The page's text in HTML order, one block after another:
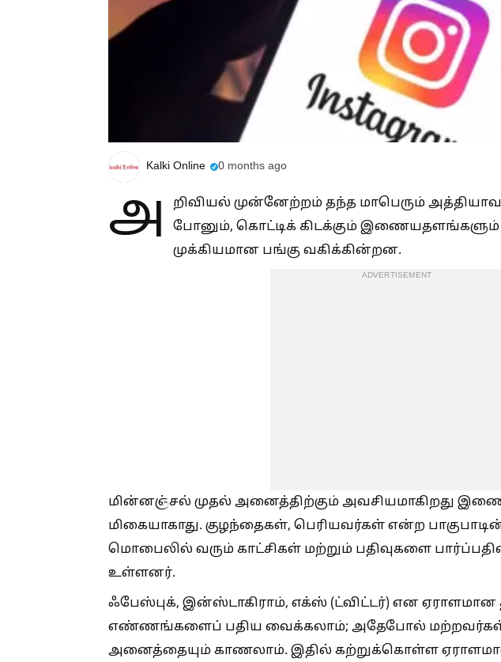
Kalki Online 0 months ago
அ
றிவியல் முன்னேற்றம் தந்த மாபெரும்
போனும், கொட்டிக் கிடக்கும் இணையதளங்களும்
முக்கியமான பங்கு வகிக்கின்றன.
ADVERTISEMENT
மின்னஞ்சல் முதல் அனைத்திற்கும் அவசியமாகிறது
மிகையாகாது. குழந்தைகள், பெரியவர்கள் என்ற
மொபைலில் வரும் காட்சிகள் மற்றும் பதிவுகளை
உள்ளனர்.
ஃபேஸ்புக், இன்ஸ்டாகிராம், எக்ஸ் (ட்விட்டர்) என
எண்ணங்களைப் பதிய வைக்கலாம்; அதேபோல் மற்றவர்கள்
அனைத்தையும் காணலாம். இதில் கற்றுக்கொள்ள